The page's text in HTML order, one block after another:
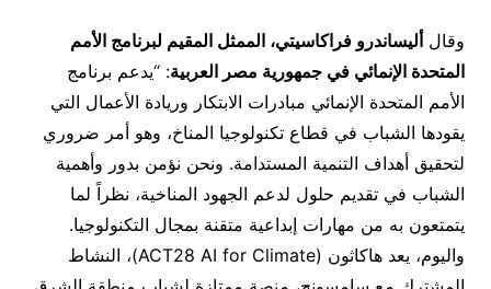
وقالأليساندرو فراكاسيتي، الممثل المقيم لبرنامج الأمم
المتحدة الإنمائي في جمهورية مصر العربية: “يدعم برنامج
الأمم المتحدة الإنمائي مبادرات الابتكار وريادة الأعمال التي
يقودها الشباب في قطاع تكنولوجيا المناخ، وهو أمر ضروري
لتحقيق أهداف التنمية المستدامة. ونحن نؤمن بدور وأهمية
الشباب في تقديم حلول لدعم الجهود المناخية، نظراً لما
يتمتعون به من مهارات إبداعية متقنة بمجال التكنولوجيا.
واليوم، يعد هاكاثون (ACT28 AI for Climate)، النشاط